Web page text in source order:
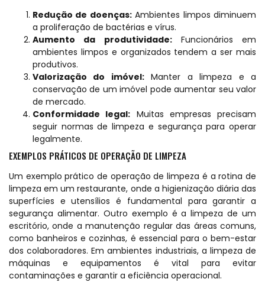
Redução de doenças:Ambientes limpos diminuem
a proliferação de bactérias e vírus.
Aumento da produtividade:Funcionários em
ambientes limpos e organizados tendem a ser mais
produtivos.
Valorização do imóvel:Manter a limpeza e a
conservação de um imóvel pode aumentar seu valor
de mercado.
Conformidade legal: Muitas empresas precisam
seguir normas de limpeza e segurança para operar
legalmente.
EXEMPLOS PRÁTICOS DE OPERAÇÃO DE LIMPEZA
Um exemplo prático de operação de limpeza é a rotina de
limpeza em um restaurante, onde a higienização diária das
superfícies e utensílios é fundamental para garantir a
segurança alimentar. Outro exemplo é a limpeza de um
escritório, onde a manutenção regular das áreas comuns,
como banheiros e cozinhas, é essencial para o bem-estar
dos colaboradores. Em ambientes industriais, a limpeza de
máquinas e equipamentos é vital para evitar
contaminações e garantir a eficiência operacional.